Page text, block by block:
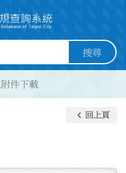
搜尋
件下載
keyboard_arrow_left 回上頁